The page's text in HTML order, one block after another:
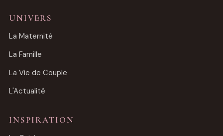
UNIVERS
La Maternité
La Famille
La Vie de Couple
L'Actualité
INSPIRATION